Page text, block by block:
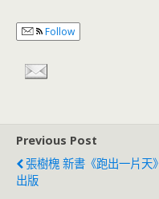
Follow
Previous Post
張樹槐 新書《跑出一片天》
出版